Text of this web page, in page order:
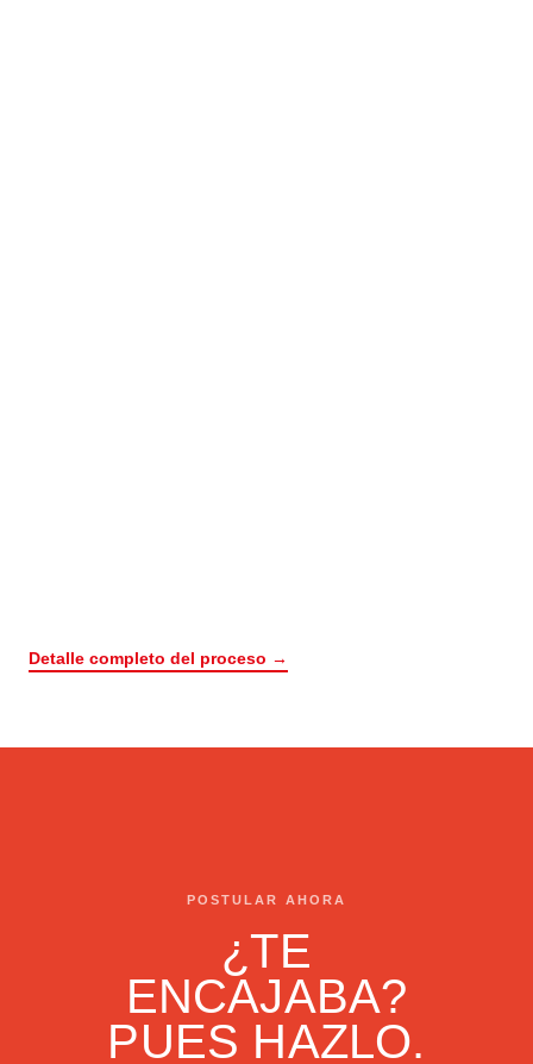
Detalle completo del proceso →
POSTULAR AHORA
¿TE
ENCAJABA?
PUES HAZLO.